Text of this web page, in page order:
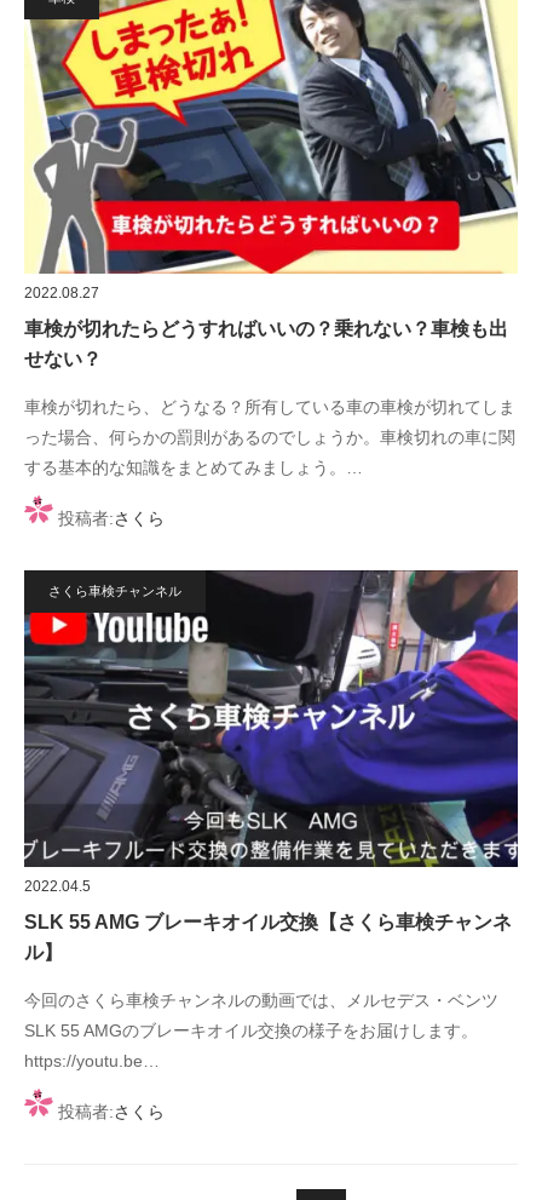
2022.08.27
車検が切れたらどうすればいいの？乗れない？車検も出
せない？
車検が切れたら、どうなる？所有している車の車検が切れてしま
った場合、何らかの罰則があるのでしょうか。車検切れの車に関
する基本的な知識をまとめてみましょう。…
投稿者:さくら
さくら車検チャンネル
2022.04.5
SLK 55 AMG ブレーキオイル交換【さくら車検チャンネ
ル】
今回のさくら車検チャンネルの動画では、メルセデス・ベンツ
SLK 55 AMGのブレーキオイル交換の様子をお届けします。
https://youtu.be…
投稿者:さくら